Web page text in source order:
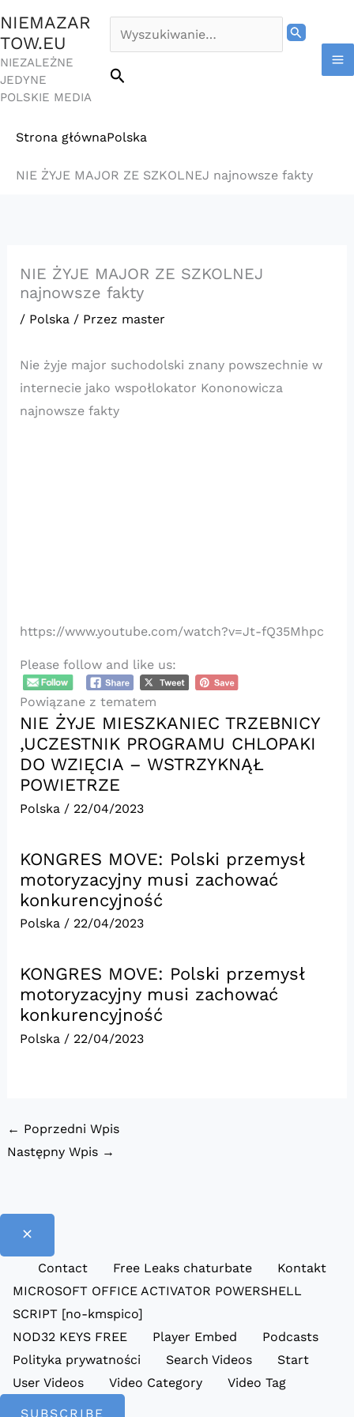
do
treści
NIEMAZAR
TOW.EU
NIEZALEŻNE
JEDYNE
POLSKIE MEDIA
Szukaj
dla:
Szukaj
Strona głównaPolska
NIE ŻYJE MAJOR ZE SZKOLNEJ najnowsze fakty
NIE ŻYJE MAJOR ZE SZKOLNEJ
najnowsze fakty
/ Polska/ Przez master
Nie żyje major suchodolski znany powszechnie w
internecie jako wspołlokator Kononowicza
najnowsze fakty
https://www.youtube.com/watch?v=Jt-fQ35Mhpc
Please follow and like us:
Powiązane z tematem
NIE ŻYJE MIESZKANIEC TRZEBNICY
,UCZESTNIK PROGRAMU CHLOPAKI
DO WZIĘCIA – WSTRZYKNĄŁ
POWIETRZE
Polska / 22/04/2023
KONGRES MOVE: Polski przemysł
motoryzacyjny musi zachować
konkurencyjność
Polska/ 22/04/2023
KONGRES MOVE: Polski przemysł
motoryzacyjny musi zachować
konkurencyjność
Polska / 22/04/2023
← Poprzedni Wpis
Następny Wpis →
Contact Free Leaks chaturbate
Kontakt
MICROSOFT OFFICE ACTIVATOR POWERSHELL
SCRIPT [no-kmspico]
NOD32 KEYS FREE
Player Embed
Podcasts
Polityka prywatności
Search Videos
Start
User Videos
Video Category Video Tag
SUBSCRIBE